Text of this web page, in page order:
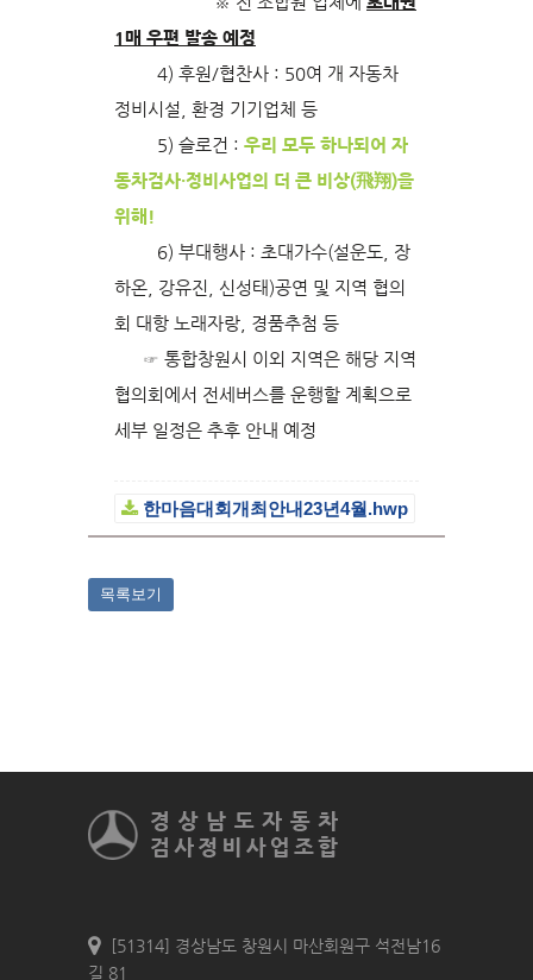
1매 우편 발송 예정
4) 후원/협찬사 : 50여 개 자동차
정비시설, 환경 기기업체 등
5) 슬로건 : 우리 모두 하나되어 자
동차검사·정비사업의 더 큰 비상(飛翔)을
위해!
6) 부대행사 : 초대가수(설운도, 장
하온, 강유진, 신성태)공연 및 지역 협의
회 대항 노래자랑, 경품추첨 등
☞ 통합창원시 이외 지역은 해당 지역
협의회에서 전세버스를 운행할 계획으로
세부 일정은 추후 안내 예정
한마음대회개최안내23년4월.hwp
목록보기
[51314] 경상남도 창원시 마산회원구 석전남16
길 81